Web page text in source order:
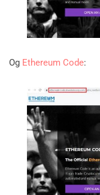
Og Ethereum Code: